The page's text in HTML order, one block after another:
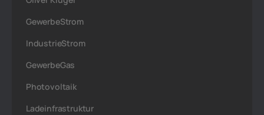
GewerbeStrom
IndustrieStrom
GewerbeGas
Photovoltaik
Ladeinfrastruktur